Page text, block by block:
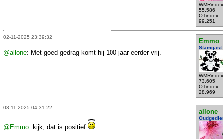
55.586
OTindex:
99.251
02-11-2025 23:39:32
Emmo
Stamgast
73.605
OTindex:
28.969
@allone: Met goed gedrag komt hij 100 jaar eerder vrij.
03-11-2025 04:31:22
allone
@Emmo: kijk, dat is positief